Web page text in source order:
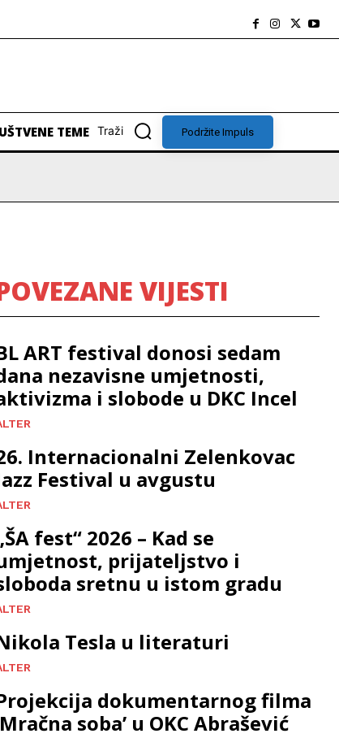
TEME Traži Podržite Impuls
VIJESTI
ART festival donosi sedam
nezavisne umjetnosti,
i slobode u DKC Incel
Internacionalni Zelenkovac
Festival u avgustu
fest“ 2026 – Kad se
prijateljstvo i
sretnu u istom gradu
Tesla u literaturi
dokumentarnog filma
soba’ u OKC Abrašević